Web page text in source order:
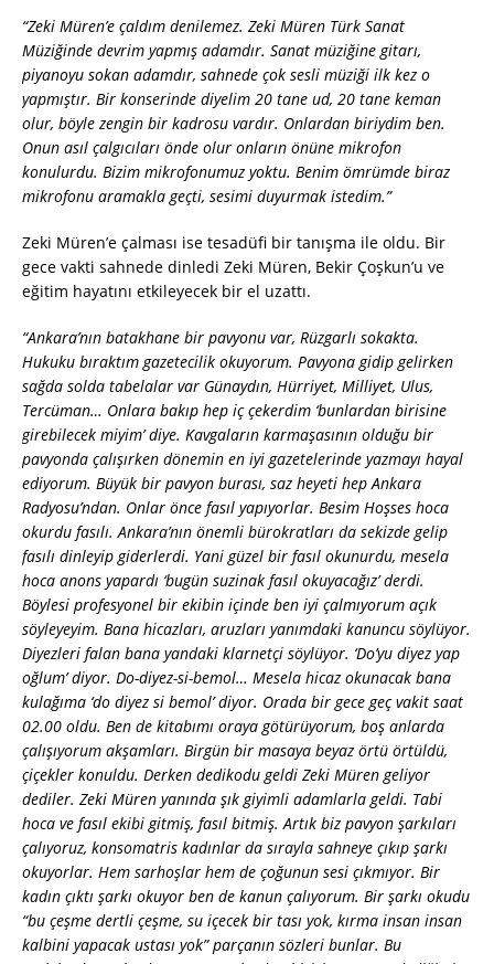
“Zeki Müren’e çaldım denilemez. Zeki Müren Türk Sanat
Müziğinde devrim yapmış adamdır. Sanat müziğine gitarı,
piyanoyu sokan adamdır, sahnede çok sesli müziği ilk kez o
yapmıştır. Bir konserinde diyelim 20 tane ud, 20 tane keman
olur, böyle zengin bir kadrosu vardır. Onlardan biriydim ben.
Onun asıl çalgıcıları önde olur onların önüne mikrofon
konulurdu. Bizim mikrofonumuz yoktu. Benim ömrümde biraz
mikrofonu aramakla geçti, sesimi duyurmak istedim.”
Zeki Müren’e çalması ise tesadüfi bir tanışma ile oldu. Bir
gece vakti sahnede dinledi Zeki Müren, Bekir Çoşkun’u ve
eğitim hayatını etkileyecek bir el uzattı.
“Ankara’nın batakhane bir pavyonu var, Rüzgarlı sokakta.
Hukuku bıraktım gazetecilik okuyorum. Pavyona gidip gelirken
sağda solda tabelalar var Günaydın, Hürriyet, Milliyet, Ulus,
Tercüman… Onlara bakıp hep iç çekerdim ‘bunlardan birisine
girebilecek miyim’ diye. Kavgaların karmaşasının olduğu bir
pavyonda çalışırken dönemin en iyi gazetelerinde yazmayı hayal
ediyorum. Büyük bir pavyon burası, saz heyeti hep Ankara
Radyosu’ndan. Onlar önce fasıl yapıyorlar. Besim Hoşses hoca
okurdu fasılı. Ankara’nın önemli bürokratları da sekizde gelip
fasılı dinleyip giderlerdi. Yani güzel bir fasıl okunurdu, mesela
hoca anons yapardı ‘bugün suzinak fasıl okuyacağız’ derdi.
Böylesi profesyonel bir ekibin içinde ben iyi çalmıyorum açık
söyleyeyim. Bana hicazları, aruzları yanımdaki kanuncu söylüyor.
Diyezleri falan bana yandaki klarnetçi söylüyor. ‘Do’yu diyez yap
oğlum’ diyor. Do-diyez-si-bemol… Mesela hicaz okunacak bana
kulağıma ‘do diyez si bemol’ diyor. Orada bir gece geç vakit saat
02.00 oldu. Ben de kitabımı oraya götürüyorum, boş anlarda
çalışıyorum akşamları. Birgün bir masaya beyaz örtü örtüldü,
çiçekler konuldu. Derken dedikodu geldi Zeki Müren geliyor
dediler. Zeki Müren yanında şık giyimli adamlarla geldi. Tabi
hoca ve fasıl ekibi gitmiş, fasıl bitmiş. Artık biz pavyon şarkıları
çalıyoruz, konsomatris kadınlar da sırayla sahneye çıkıp şarkı
okuyorlar. Hem sarhoşlar hem de çoğunun sesi çıkmıyor. Bir
kadın çıktı şarkı okuyor ben de kanun çalıyorum. Bir şarkı okudu
“bu çeşme dertli çeşme, su içecek bir tası yok, kırma insan insan
kalbini yapacak ustası yok” parçanın sözleri bunlar. Bu